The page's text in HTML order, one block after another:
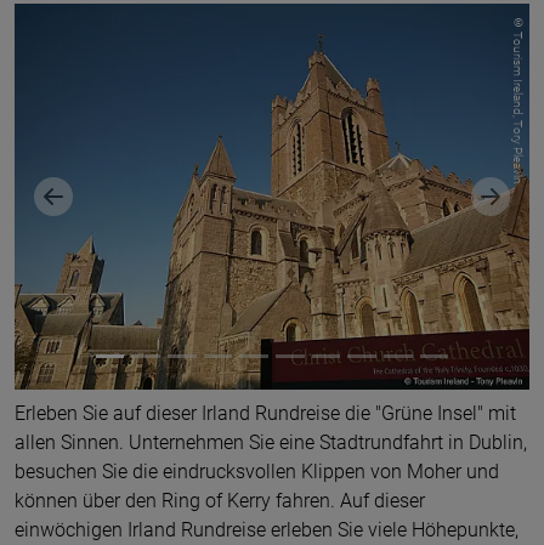
© Tourism Ireland, Tory Pleavin
Vorheriges Bild
Erleben Sie auf dieser Irland Rundreise die "Grüne Insel" mit
allen Sinnen. Unternehmen Sie eine Stadtrundfahrt in Dublin,
besuchen Sie die eindrucksvollen Klippen von Moher und
können über den Ring of Kerry fahren. Auf dieser
einwöchigen Irland Rundreise erleben Sie viele Höhepunkte,